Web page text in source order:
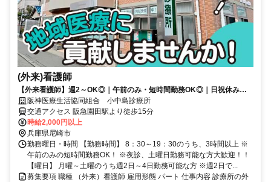
(外来)看護師
【外来看護師】週2～OK◎｜午前のみ・短時間勤務OK◎｜日祝休み｜
地域密着の診療所｜阪急園田
阪神医療生活協同組合 小中島診療所
交通アクセス 阪急園田駅より徒歩15分
時給2,000円以上
兵庫県尼崎市
勤務曜日・時間 【勤務時間】 8：30～19：30のうち、3時間以上 ※
午前のみの短時間勤務OK！ ※夜診、土曜日勤務可能な方大歓迎！！
【曜日】 月曜～土曜のうち週2日～4日勤務可能な方 ※週2日で...
募集要項 職種 （外来）看護師 雇用形態 パート 仕事内容 診療所の外